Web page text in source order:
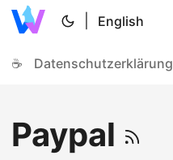
English
☕ Datenschutzerklärung
Paypal